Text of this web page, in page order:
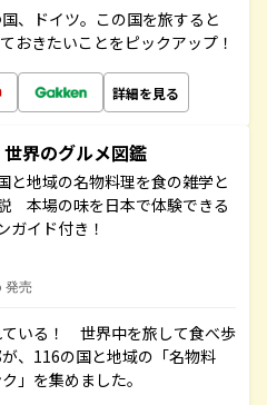
、ドイツ。この国を旅すると
おきたいことをピックアップ！
詳細を見る
界のグルメ図鑑
と地域の名物料理を食の雑学と
本場の味を日本で体験できる
ガイド付き！
発売
いる！ 世界中を旅して食べ歩
、116の国と地域の「名物料
」を集めました。